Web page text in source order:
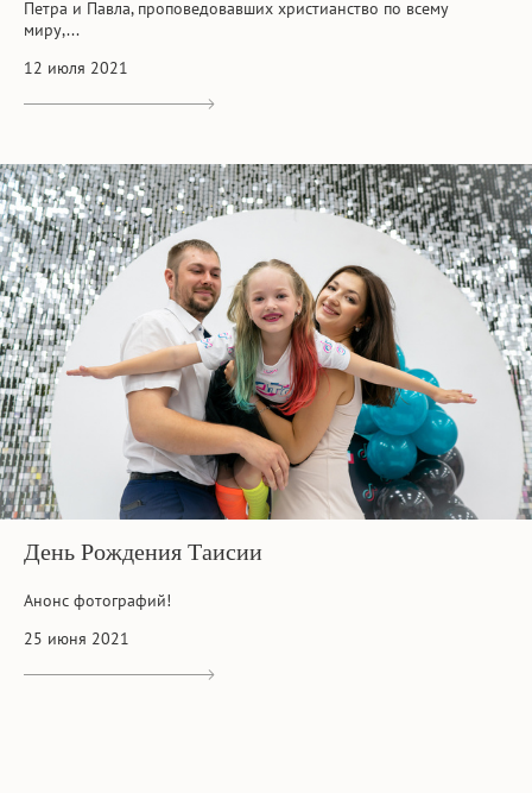
Петра и Павла, проповедовавших христианство по всему
миру,...
12 июля 2021
День Рождения Таисии
Анонс фотографий!
25 июня 2021